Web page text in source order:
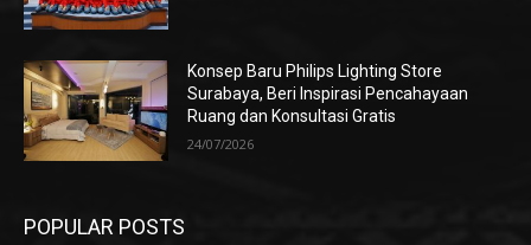
Konsep Baru Philips Lighting Store
Surabaya, Beri Inspirasi Pencahayaan
Ruang dan Konsultasi Gratis
24/07/2026
POPULAR POSTS